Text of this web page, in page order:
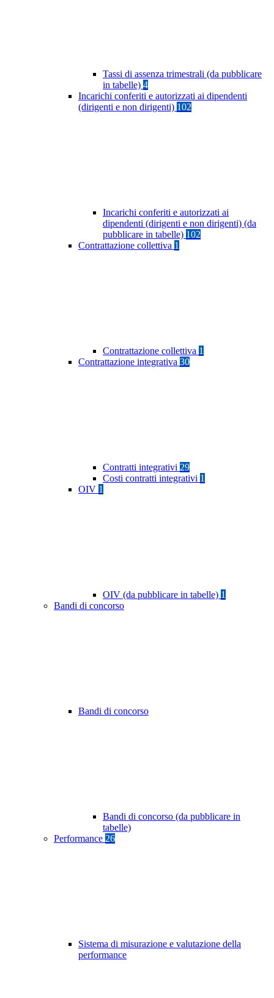
Tassi di assenza trimestrali (da pubblicare
in tabelle) 4
Incarichi conferiti e autorizzati ai dipendenti
(dirigenti e non dirigenti) 102
Incarichi conferiti e autorizzati ai
dipendenti (dirigenti e non dirigenti) (da
pubblicare in tabelle) 102
Contrattazione collettiva 1
Contrattazione collettiva 1
Contrattazione integrativa 30
Contratti integrativi 29
Costi contratti integrativi 1
OIV 1
OIV (da pubblicare in tabelle) 1
Bandi di concorso
Bandi di concorso
Bandi di concorso (da pubblicare in
tabelle)
Performance 26
Sistema di misurazione e valutazione della
performance